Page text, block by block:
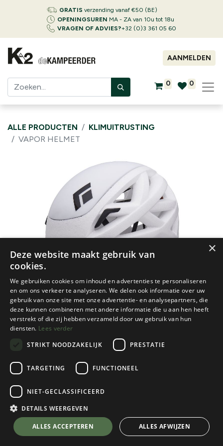
GRATIS verzending vanaf €50 (BE)
OPENINGSUREN MA - ZA van 10u tot 18u
VRAGEN OF ADVIES?+32 (0)3 361 05 60
AANMELDEN
0 0
ALLE PRODUCTEN
KLIMUITRUSTING
VAPOR HELMET
Black Diamond
Vapor Helmet
White
Kies een maat
💬 Stel je vraag over dit product via WhatsApp
×
Deze website maakt gebruik van
cookies.
We gebruiken cookies om inhoud en advertenties te personaliseren
en om ons verkeer te analyseren. We delen ook informatie over uw
gebruik van onze site met onze advertentie- en analysepartners, die
deze kunnen combineren met andere informatie die u aan hen heeft
verstrekt of die zij hebben verzameld door uw gebruik van hun
diensten. Lees verder
STRIKT NOODZAKELIJK
PRESTATIE
TARGETING FUNCTIONEEL
NIET-GECLASSIFICEERD
DETAILS WEERGEVEN
ALLES ACCEPTEREN ALLES AFWIJZEN